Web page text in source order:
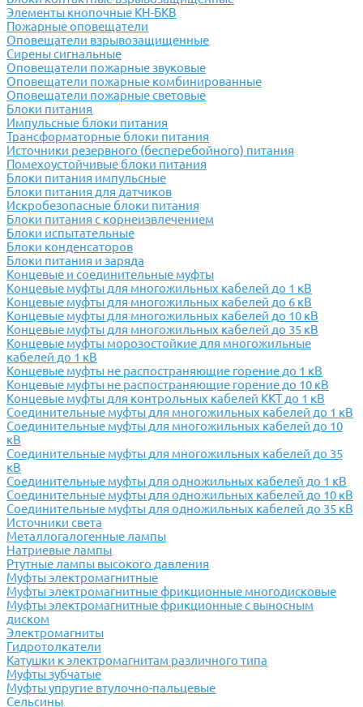
Элементы кнопочные КН-БКВ
Пожарные оповещатели
Оповещатели взрывозащищенные
Сирены сигнальные
Оповещатели пожарные звуковые
Оповещатели пожарные комбинированные
Оповещатели пожарные световые
Блоки питания
Импульсные блоки питания
Трансформаторные блоки питания
Источники резервного (бесперебойного) питания
Помехоустойчивые блоки питания
Блоки питания импульсные
Блоки питания для датчиков
Искробезопасные блоки питания
Блоки питания с корнеизвлечением
Блоки испытательные
Блоки конденсаторов
Блоки питания и заряда
Концевые и соединительные муфты
Концевые муфты для многожильных кабелей до 1 кВ
Концевые муфты для многожильных кабелей до 6 кВ
Концевые муфты для многожильных кабелей до 10 кВ
Концевые муфты для многожильных кабелей до 35 кВ
Концевые муфты морозостойкие для многожильные
кабелей до 1 кВ
Концевые муфты не распостраняющие горение до 1 кВ
Концевые муфты не распостраняющие горение до 10 кВ
Концевые муфты для контрольных кабелей ККТ до 1 кВ
Соединительные муфты для многожильных кабелей до 1 кВ
Соединительные муфты для многожильных кабелей до 10
кВ
Соединительные муфты для многожильных кабелей до 35
кВ
Соединительные муфты для одножильных кабелей до 1 кВ
Соединительные муфты для одножильных кабелей до 10 кВ
Соединительные муфты для одножильных кабелей до 35 кВ
Источники света
Металлогалогенные лампы
Натриевые лампы
Ртутные лампы высокого давления
Муфты электромагнитные
Муфты электромагнитные фрикционные многодисковые
Муфты электромагнитные фрикционные с выносным
диском
Электромагниты
Гидротолкатели
Катушки к электромагнитам различного типа
Муфты зубчатые
Муфты упругие втулочно-пальцевые
Сельсины